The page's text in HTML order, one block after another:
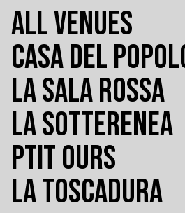
ALL VENUES
CASA DEL
LA SALA ROSSA
LA SOTTERENEA
PTIT OURS
LA TOSCADURA